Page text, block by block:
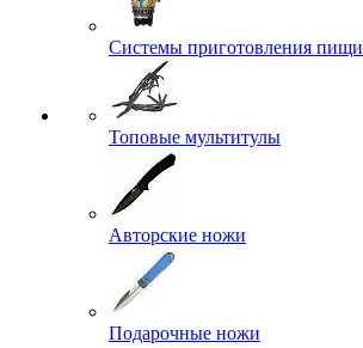
Системы приготовления пищи
Топовые мультитулы
Авторские ножи
Подарочные ножи